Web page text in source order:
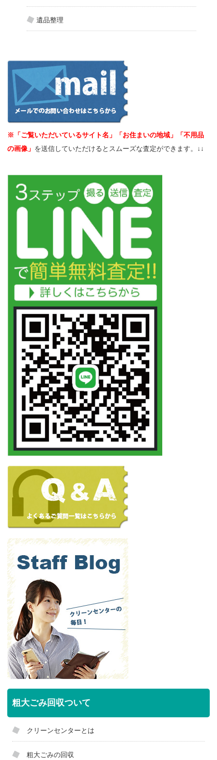
遺品整理
※「ご覧いただいているサイト名」「お住まいの地域」「不用品
の画像」 を送信していただけるとスムーズな査定ができます。↓↓
粗大ごみ回収ついて
クリーンセンターとは
粗大ごみの回収